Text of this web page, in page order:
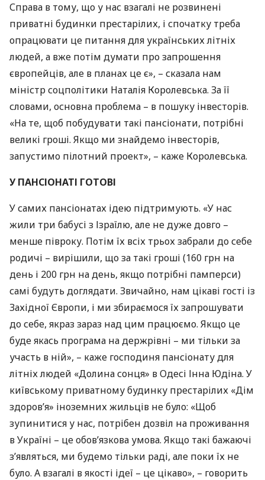
Справа в тому, що у нас взагалі не розвинені
приватні будинки престарілих, і спочатку треба
опрацювати це питання для українських літніх
людей, а вже потім думати про запрошення
європейців, але в планах це є», – сказала нам
міністр соцполітики Наталія Королевська. За її
словами, основна проблема – в пошуку інвесторів.
«На те, щоб побудувати такі пансіонати, потрібні
великі гроші. Якщо ми знайдемо інвесторів,
запустимо пілотний проект», – каже Королевська.
У ПАНСІОНАТІ ГОТОВІ
У самих пансіонатах ідею підтримують. «У нас
жили три бабусі з Ізраїлю, але не дуже довго –
менше півроку. Потім їх всіх трьох забрали до себе
родичі – вирішили, що за такі гроші (160 грн на
день і 200 грн на день, якщо потрібні памперси)
самі будуть доглядати. Звичайно, нам цікаві гості із
Західної Європи, і ми збираємося їх запрошувати
до себе, якраз зараз над цим працюємо. Якщо це
буде якась програма на держрівні – ми тільки за
участь в ній», – каже господиня пансіонату для
літніх людей «Долина сонця» в Одесі Інна Юдіна. У
київському приватному будинку престарілих «Дім
здоров’я» іноземних жильців не було: «Щоб
зупинитися у нас, потрібен дозвіл на проживання
в Україні – це обов’язкова умова. Якщо такі бажаючі
з’являться, ми будемо тільки раді, але поки їх не
було. А взагалі в якості ідеї – це цікаво», – говорить